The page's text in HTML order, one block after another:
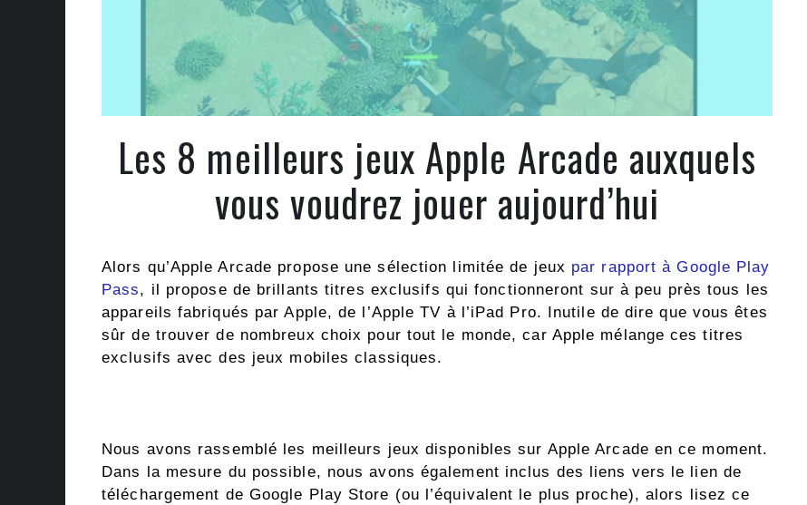
Les 8 meilleurs jeux Apple Arcade auxquels
vous voudrez jouer aujourd’hui
Alors qu’Apple Arcade propose une sélection limitée de jeux par rapport à Google Play
Pass, il propose de brillants titres exclusifs qui fonctionneront sur à peu près tous les
appareils fabriqués par Apple, de l’Apple TV à l’iPad Pro. Inutile de dire que vous êtes
sûr de trouver de nombreux choix pour tout le monde, car Apple mélange ces titres
exclusifs avec des jeux mobiles classiques.
Nous avons rassemblé les meilleurs jeux disponibles sur Apple Arcade en ce moment.
Dans la mesure du possible, nous avons également inclus des liens vers le lien de
téléchargement de Google Play Store (ou l’équivalent le plus proche), alors lisez ce